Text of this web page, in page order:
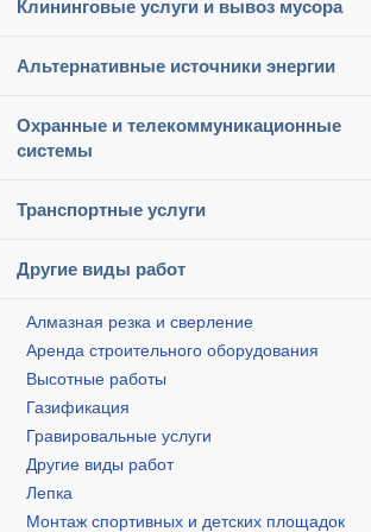
Клининговые услуги и вывоз мусора
Альтернативные источники энергии
Охранные и телекоммуникационные
системы
Транспортные услуги
Другие виды работ
Алмазная резка и сверление
Аренда строительного оборудования
Высотные работы
Газификация
Гравировальные услуги
Другие виды работ
Лепка
Монтаж спортивных и детских площадок